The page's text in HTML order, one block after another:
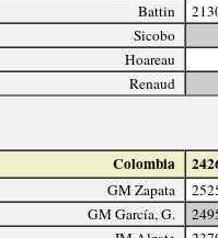
Battin
Sicobo
Hoareau
Renaud
Colombia
GM Zapata
GM García, G.